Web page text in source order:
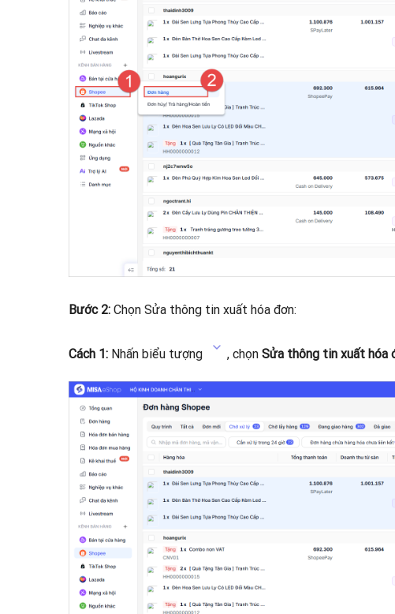
Bước 2: Chọn Sửa thông tin xuất hóa đơn:
Cách 1: Nhấn biểu tượng , chọn Sửa thông tin xuất hóa